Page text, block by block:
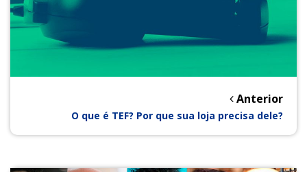
Anterior
O que é TEF? Por que sua loja precisa dele?